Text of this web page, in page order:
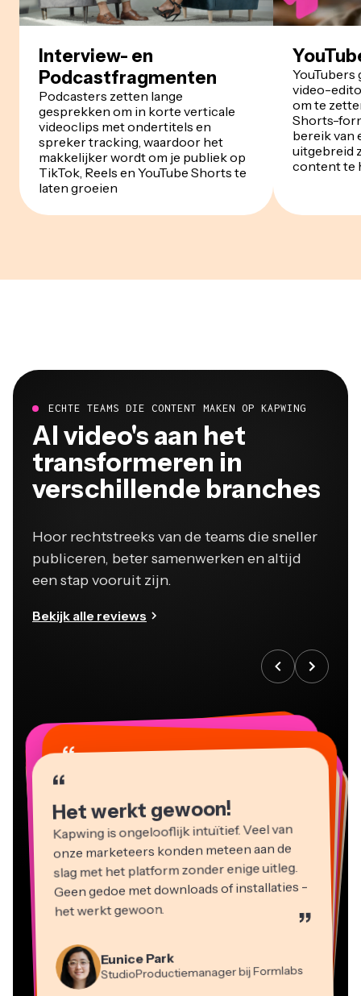
Interview- en
Podcastfragmenten
Podcasters zetten lange
gesprekken om in korte verticale
videoclips met ondertitels en
spreker tracking, waardoor het
makkelijker wordt om je publiek op
TikTok, Reels en YouTube Shorts te
laten groeien
video-
om te
Shorts-
bereik van
uitgebreid
content te
ECHTE TEAMS DIE CONTENT MAKEN OP KAPWING
Al video's aan het
transformeren in
verschillende branches
Hoor rechtstreeks van de teams die sneller
publiceren, beter samenwerken en altijd
een stap vooruit zijn.
Bekijk alle reviews
“
Het werkt gewoon!
Kapwing is ongelooflijk intuïtief. Veel van
onze marketeers konden meteen aan de
slag met het platform zonder enige uitleg.
Geen gedoe met downloads of installaties -
het werkt gewoon. ”
Eunice Park
StudioProductiemanager bij Formlabs
“
“
Panos Papagapiou
““
Videobewerker
“
Natasha Ball
“
Dina Segovia